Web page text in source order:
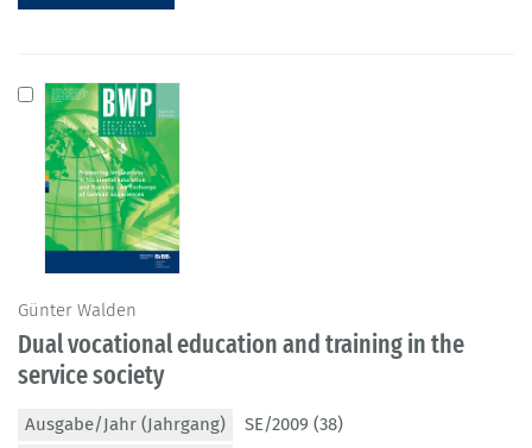
Günter Walden
Dual vocational education and training in the
service society
Ausgabe/Jahr (Jahrgang)
SE/2009 (38)